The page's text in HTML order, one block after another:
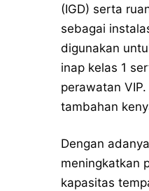
(IGD) serta
sebagai
digunakan
inap kelas 1
perawatan
tambahan
Dengan
meningkatkan
kapasitas